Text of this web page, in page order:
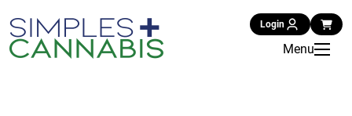
Login
Menu